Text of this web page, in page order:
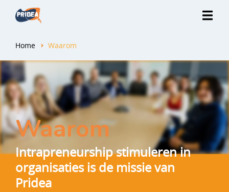
Home Waarom
Waarom
Intrapreneurship stimuleren in
organisaties is de missie van
Pridea